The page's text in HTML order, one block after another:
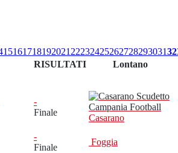
15161718192021 2223242526272829303132
RISULTATI
Lontano
-
Finale
Casarano
-
Finale
Foggia